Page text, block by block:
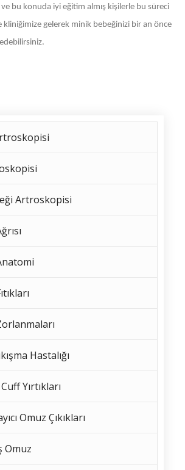
bu konuda iyi eğitim almış kişilerle bu süreci
kliniğimize gelerek minik bebeğinizi bir an önce
Artroskopisi
Hastalığı
Yırtıkları
Omuz Çıkıkları
Omuz